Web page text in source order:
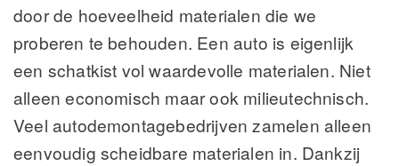
door de hoeveelheid materialen die we
proberen te behouden. Een auto is eigenlijk
een schatkist vol waardevolle materialen. Niet
alleen economisch maar ook milieutechnisch.
Veel autodemontagebedrijven zamelen alleen
eenvoudig scheidbare materialen in. Dankzij